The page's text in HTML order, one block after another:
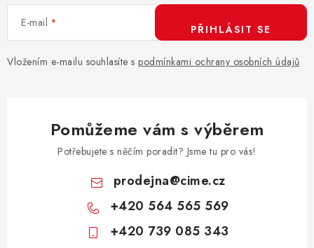
E-mail
Vložením e-mailu souhlasíte s podmínkami ochrany osobních údajů
PŘIHLÁSIT SE
Pomůžeme vám s výběrem
Potřebujete s něčím poradit? Jsme tu pro vás!
prodejna@cime.cz
+420 564 565 569
+420 739 085 343